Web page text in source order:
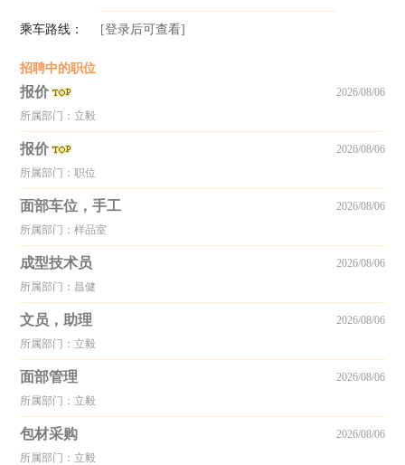
乘车路线： [登录后可查看]
招聘中的职位
报价
所属部门：立毅
2026/08/06
报价
所属部门：职位
2026/08/06
面部车位，手工
所属部门：样品室
2026/08/06
成型技术员
所属部门：昌健
2026/08/06
文员，助理
所属部门：立毅
2026/08/06
面部管理
所属部门：立毅
2026/08/06
包材采购
所属部门：立毅
2026/08/06